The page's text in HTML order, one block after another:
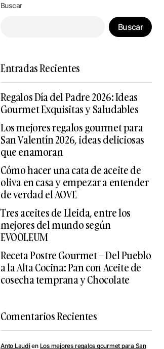
Buscar
Buscar
Entradas Recientes
Regalos Día del Padre 2026: Ideas
Gourmet Exquisitas y Saludables
Los mejores regalos gourmet para
San Valentín 2026, ideas deliciosas
que enamoran
Cómo hacer una cata de aceite de
oliva en casa y empezar a entender
de verdad el AOVE
Tres aceites de Lleida, entre los
mejores del mundo según
EVOOLEUM
Receta Postre Gourmet – Del Pueblo
a la Alta Cocina: Pan con Aceite de
cosecha temprana y Chocolate
Comentarios Recientes
Anto Laudien Los mejores regalos gourmet para San